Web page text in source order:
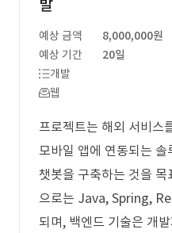
발
예상 금액
8,000,000원
예상 기간
20일
개발
웹
프로젝트는 해외 서비스
모바일 앱에 연동되는 솔
챗봇을 구축하는 것을
으로는 Java, Spring,
되며, 백엔드 기술은 개